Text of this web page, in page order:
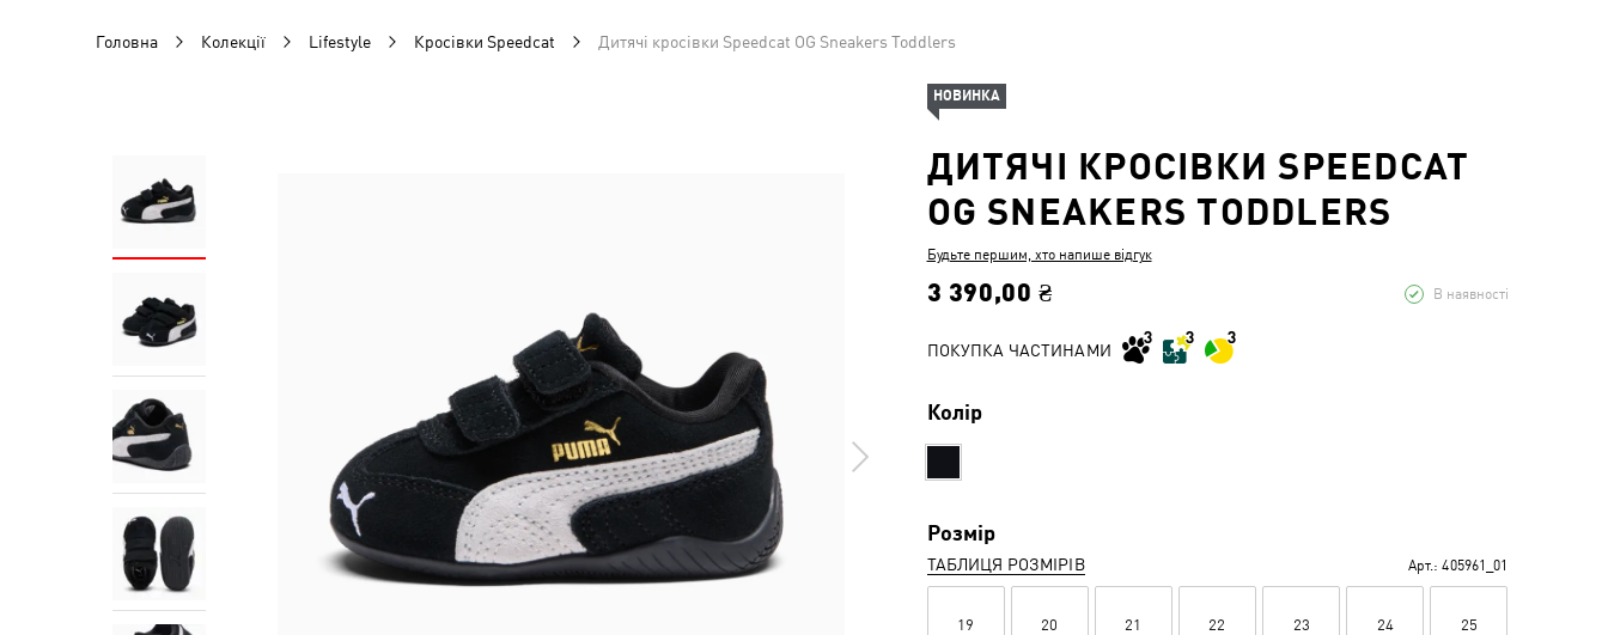
Головна Колекції Lifestyle Кросівки Speedcat Дитячі кросівки Speedcat OG Sneakers Toddlers
ДИТЯЧІ КРОСІВКИ SPEEDCAT
OG SNEAKERS TODDLERS
Будьте першим, хто напише відгук
3 390,00 ₴ В наявності
ПОКУПКА ЧАСТИНАМИ
Колір
Розмір
ТАБЛИЦЯ РОЗМІРІВ Арт.: 405961_01
19 20 21 22 23 24 25
НОВИНКА